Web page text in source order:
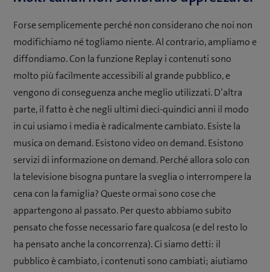
Forse semplicemente perché non considerano che noi non
modifichiamo né togliamo niente. Al contrario, ampliamo e
diffondiamo. Con la funzione Replay i contenuti sono
molto più facilmente accessibili al grande pubblico, e
vengono di conseguenza anche meglio utilizzati. D’altra
parte, il fatto è che negli ultimi dieci-quindici anni il modo
in cui usiamo i media è radicalmente cambiato. Esiste la
musica on demand. Esistono video on demand. Esistono
servizi di informazione on demand. Perché allora solo con
la televisione bisogna puntare la sveglia o interrompere la
cena con la famiglia? Queste ormai sono cose che
appartengono al passato. Per questo abbiamo subito
pensato che fosse necessario fare qualcosa (e del resto lo
ha pensato anche la concorrenza). Ci siamo detti: il
pubblico è cambiato, i contenuti sono cambiati; aiutiamo